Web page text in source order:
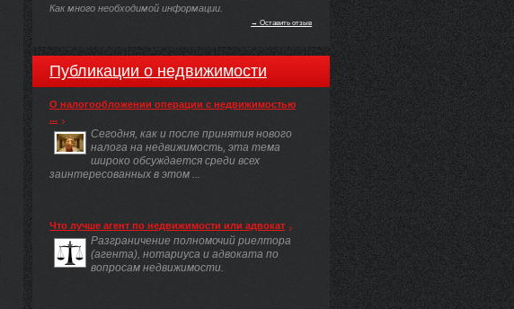
Как много необходимой информации.
→ Оставить отзыв
Публикации о недвижимости
О налогообложении операции с недвижимостью
...
Сегодня, как и после принятия нового
налога на недвижимость, эта тема
широко обсуждается среди всех
заинтересованных в этом ...
Что лучше агент по недвижимости или адвокат
Разграничение полномочий риелтора
(агента), нотариуса и адвоката по
вопросам недвижимости.